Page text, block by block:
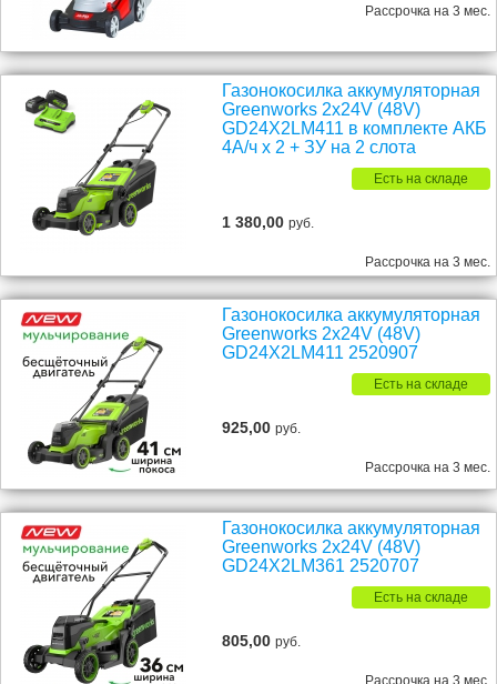
Рассрочка на 3 мес.
Газонокосилка аккумуляторная
Greenworks 2х24V (48V)
GD24X2LM411 в комплекте АКБ
4А/ч x 2 + ЗУ на 2 слота
Есть на складе
1 380,00руб.
Рассрочка на 3 мес.
Газонокосилка аккумуляторная
Greenworks 2х24V (48V)
GD24X2LM411 2520907
Есть на складе
925,00руб.
Рассрочка на 3 мес.
Газонокосилка аккумуляторная
Greenworks 2х24V (48V)
GD24X2LM361 2520707
Есть на складе
805,00руб.